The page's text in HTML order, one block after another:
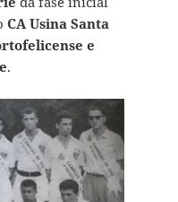
CA Usina Santa
e
.